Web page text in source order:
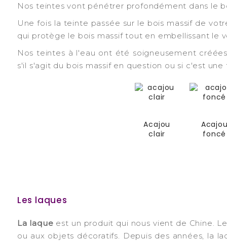
Nos teintes vont pénétrer profondément dans le
Une fois la teinte passée sur le bois massif de
qui protège le bois massif tout en embellissant le
Nos teintes à l'eau ont été soigneusement
s'il s'agit du bois massif en question ou si c'est
Acajou
clair
foncé
Les laques
La laque est un produit qui nous vient de Chine.
ou aux objets décoratifs. Depuis des années, la